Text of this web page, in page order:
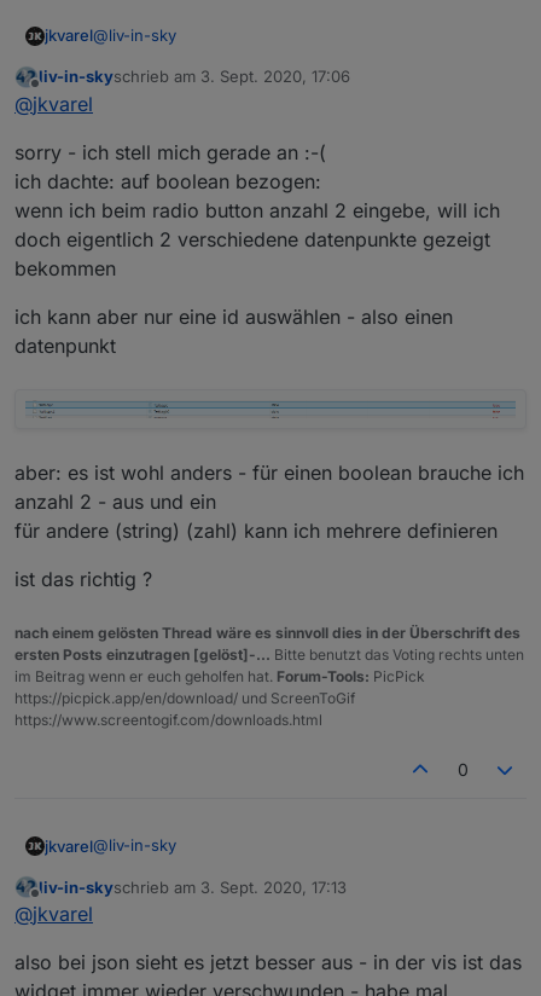
jkvarel@liv-in-sky
Radiobutton: Du gibst bei "Anzahl" ein, wie viele
"Wert" sollte ausgefüllt werden, denn das ist der Wert,
der beim Klick in den Datenpunkt geschrieben wird,
den du ganz oben bei "Objekt ID" angibst und auf den
Werd wird geprüft um Farben, Text und Bild
entsprechend anzuzeigen
gepackt und die Tabell spuckt die Daten aus.
Hie mal meine Einstellungen:
Wenn es klappt, kannst du mir dann sagen, woran es
Offline
liv-in-skyschrieb am 3. Sept. 2020, 17:06
zuletzt editiert von
@jkvarel
sorry - ich stell mich gerade an :-(
ich dachte: auf boolean bezogen:
wenn ich beim radio button anzahl 2 eingebe, will ich
doch eigentlich 2 verschiedene datenpunkte gezeigt
bekommen
ich kann aber nur eine id auswählen - also einen
datenpunkt
aber: es ist wohl anders - für einen boolean brauche ich
anzahl 2 - aus und ein
für andere (string) (zahl) kann ich mehrere definieren
ist das richtig ?
nach einem gelösten Thread wäre es sinnvoll dies in der Überschrift des
ersten Posts einzutragen [gelöst]-... Bitte benutzt das Voting rechts unten
im Beitrag wenn er euch geholfen hat. Forum-Tools: PicPick
https://picpick.app/en/download/ und ScreenToGif
https://www.screentogif.com/downloads.html
0
jkvarel@liv-in-sky
Einmal kurz wie ein JSON aufgebaut ist:
{"data1":"wert1","data2":"wert2", /*usw.*/} //
Der Aufbau von deinem ist schon richtig :)
Offline
liv-in-skyschrieb am 3. Sept. 2020, 17:13
zuletzt editiert von
@jkvarel
also bei json sieht es jetzt besser aus - in der vis ist das